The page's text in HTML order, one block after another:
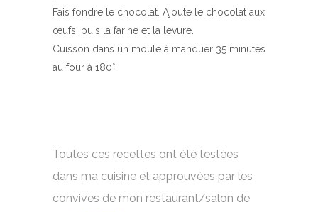
Fais fondre le chocolat. Ajoute le chocolat aux
œufs, puis la farine et la levure.
Cuisson dans un moule à manquer 35 minutes
au four à 180°.
Toutes ces recettes ont été testées
dans ma cuisine et approuvées par les
convives de mon restaurant/salon de